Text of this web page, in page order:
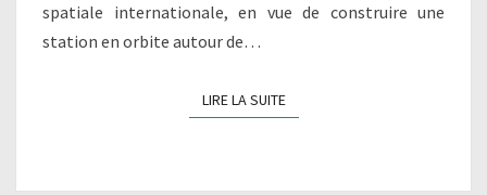
spatiale internationale, en vue de construire une
station en orbite autour de…
LIRE LA SUITELIRE LA SUITE